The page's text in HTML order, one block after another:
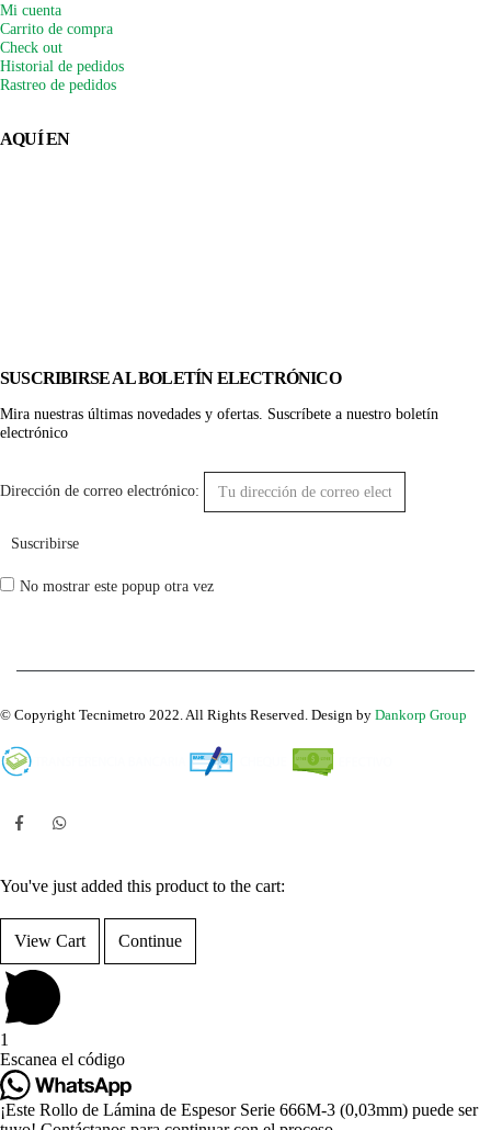
Mi cuenta
Carrito de compra
Check out
Historial de pedidos
Rastreo de pedidos
AQUÍ EN
SUSCRIBIRSE AL BOLETÍN ELECTRÓNICO
Mira nuestras últimas novedades y ofertas. Suscríbete a nuestro boletín
electrónico
Dirección de correo electrónico:
No mostrar este popup otra vez
© Copyright Tecnimetro 2022. All Rights Reserved. Design by Dankorp Group
You've just added this product to the cart:
View Cart Continue
1
Escanea el código
¡Este Rollo de Lámina de Espesor Serie 666M-3 (0,03mm) puede ser